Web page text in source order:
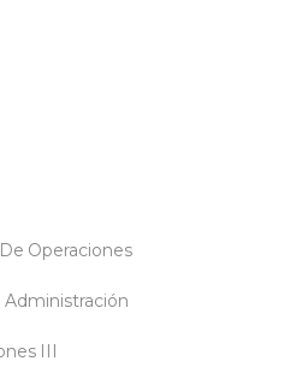
Operaciones
III